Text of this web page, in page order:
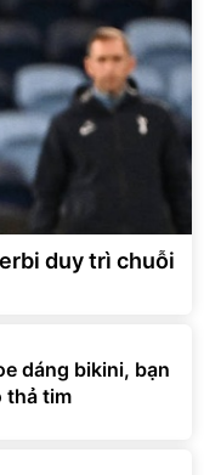
duy trì chuỗi
dáng bikini, bạn
thả tim